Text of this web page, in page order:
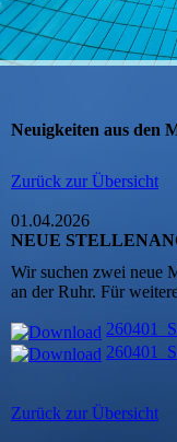
Neuigkeiten aus den
Zurück zur Übersicht
01.04.2026
NEUE
Wir suchen zwei neue
an der Ruhr. Für
Zurück zur Übersicht